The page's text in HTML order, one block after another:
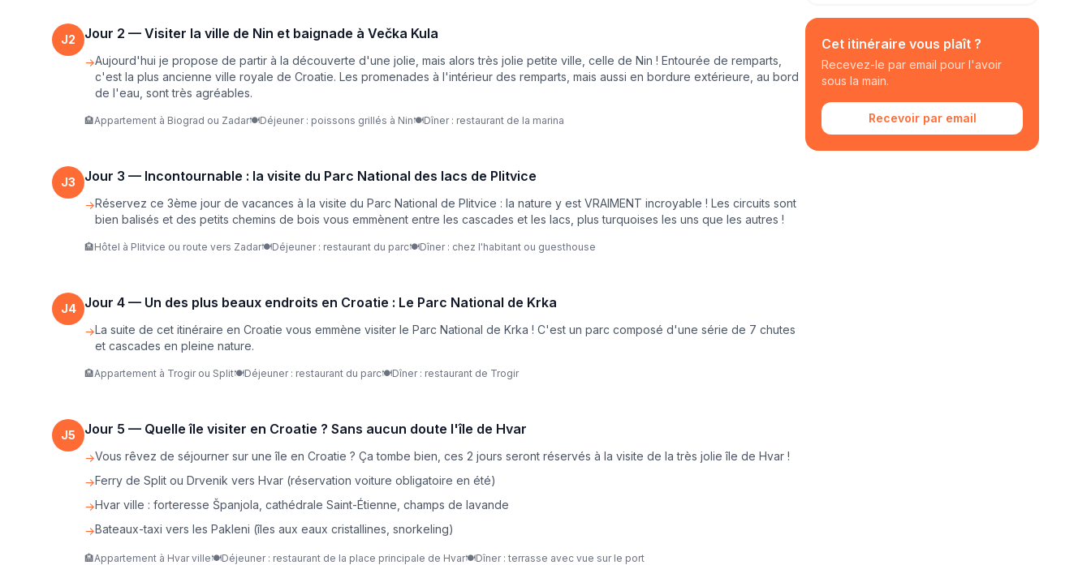
J2 Jour 2 — Visiter la ville de Nin et baignade à Večka Kula
→Aujourd'hui je propose de partir à la découverte d'une jolie, mais alors très jolie petite ville, celle de Nin ! Entourée de remparts,
c'est la plus ancienne ville royale de Croatie. Les promenades à l'intérieur des remparts, mais aussi en bordure extérieure, au bord
de l'eau, sont très agréables.
🏨Appartement à Biograd ou Zadar🍽️Déjeuner : poissons grillés à Nin🍽️Dîner : restaurant de la marina
J3 Jour 3 — Incontournable : la visite du Parc National des lacs de Plitvice
→Réservez ce 3ème jour de vacances à la visite du Parc National de Plitvice : la nature y est VRAIMENT incroyable ! Les circuits sont
bien balisés et des petits chemins de bois vous emmènent entre les cascades et les lacs, plus turquoises les uns que les autres !
🏨Hôtel à Plitvice ou route vers Zadar🍽️Déjeuner : restaurant du parc🍽️Dîner : chez l'habitant ou guesthouse
J4 Jour 4 — Un des plus beaux endroits en Croatie : Le Parc National de Krka
→La suite de cet itinéraire en Croatie vous emmène visiter le Parc National de Krka ! C'est un parc composé d'une série de 7 chutes
et cascades en pleine nature.
🏨Appartement à Trogir ou Split🍽️Déjeuner : restaurant du parc🍽️Dîner : restaurant de Trogir
J5 Jour 5 — Quelle île visiter en Croatie ? Sans aucun doute l'île de Hvar
→Vous rêvez de séjourner sur une île en Croatie ? Ça tombe bien, ces 2 jours seront réservés à la visite de la très jolie île de Hvar !
→Ferry de Split ou Drvenik vers Hvar (réservation voiture obligatoire en été)
→Hvar ville : forteresse Španjola, cathédrale Saint-Étienne, champs de lavande
→Bateaux-taxi vers les Pakleni (îles aux eaux cristallines, snorkeling)
🏨Appartement à Hvar ville🍽️Déjeuner : restaurant de la place principale de Hvar🍽️Dîner : terrasse avec vue sur le port
Cet itinéraire vous plaît ?
Recevez-le par email pour l'avoir
sous la main.
Recevoir par email